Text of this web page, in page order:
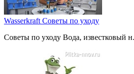
Wasserkraft Советы по уходу
Советы по уходу Вода, известковый